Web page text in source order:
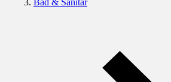
Bad & Sanitär